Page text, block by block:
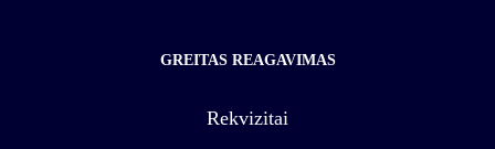
GREITAS REAGAVIMAS
Rekvizitai